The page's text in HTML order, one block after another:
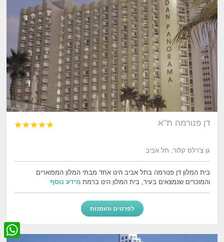
דן פנורמה ת"א 




גן צ'רלס קלור, תל אביב
בית המלון דן פנורמה בתל אביב הינו אחד מבתי המלון המפוארים
והמוכרים שנמצאים בעיר, בית המלון הינו ברמתמידע נוסף
לפרטים והזמנות
W
h